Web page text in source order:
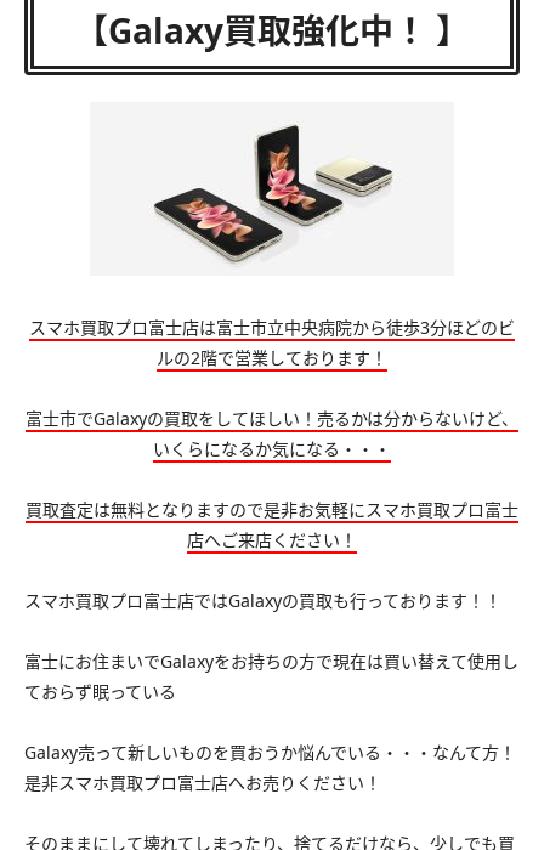
【Galaxy買取強化中！ 】
スマホ買取プロ富士店は富士市立中央病院から徒歩3分ほどのビ
ルの2階で営業しております！
富士市でGalaxyの買取をしてほしい！売るかは分からないけど、
いくらになるか気になる・・・
買取査定は無料となりますので是非お気軽にスマホ買取プロ富士
店へご来店ください！
スマホ買取プロ富士店ではGalaxyの買取も行っております！！
富士にお住まいでGalaxyをお持ちの方で現在は買い替えて使用し
ておらず眠っている
Galaxy売って新しいものを買おうか悩んでいる・・・なんて方！
是非スマホ買取プロ富士店へお売りください！
そのままにして壊れてしまったり、捨てるだけなら、少しでも買